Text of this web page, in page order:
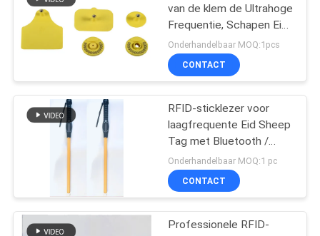
FABRIEKSREIS
KWALITEITSCONTROLE
CONTACTEER
VERZOEK
van de klem de Ultrahoge
Frequentie, Schapen Eid
Tags
Onderhandelbaar MOQ:1pcs
CONTACT
RFID-sticklezer voor
laagfrequente Eid Sheep
Tag met Bluetooth /
USB-modus ARM
STM32 CPU
Onderhandelbaar MOQ:1 pc
CONTACT
Professionele RFID-